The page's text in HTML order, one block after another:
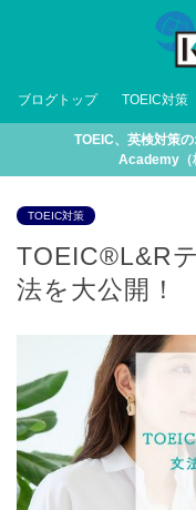
ブログトップ TOEIC対策
TOEIC、英検対策
Academy（
TOEIC対策
TOEIC®L&R
法を大公開！